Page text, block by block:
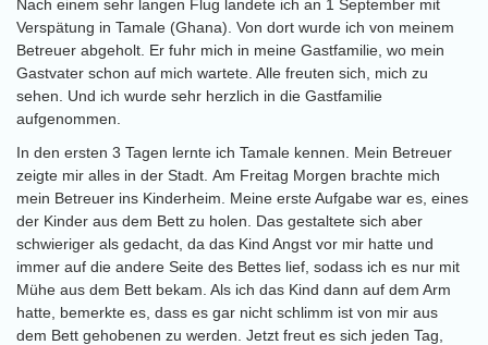
Nach einem sehr langen Flug landete ich an 1 September mit
Verspätung in Tamale (Ghana). Von dort wurde ich von meinem
Betreuer abgeholt. Er fuhr mich in meine Gastfamilie, wo mein
Gastvater schon auf mich wartete. Alle freuten sich, mich zu
sehen. Und ich wurde sehr herzlich in die Gastfamilie
aufgenommen.
In den ersten 3 Tagen lernte ich Tamale kennen. Mein Betreuer
zeigte mir alles in der Stadt. Am Freitag Morgen brachte mich
mein Betreuer ins Kinderheim. Meine erste Aufgabe war es, eines
der Kinder aus dem Bett zu holen. Das gestaltete sich aber
schwieriger als gedacht, da das Kind Angst vor mir hatte und
immer auf die andere Seite des Bettes lief, sodass ich es nur mit
Mühe aus dem Bett bekam. Als ich das Kind dann auf dem Arm
hatte, bemerkte es, dass es gar nicht schlimm ist von mir aus
dem Bett gehobenen zu werden. Jetzt freut es sich jeden Tag,